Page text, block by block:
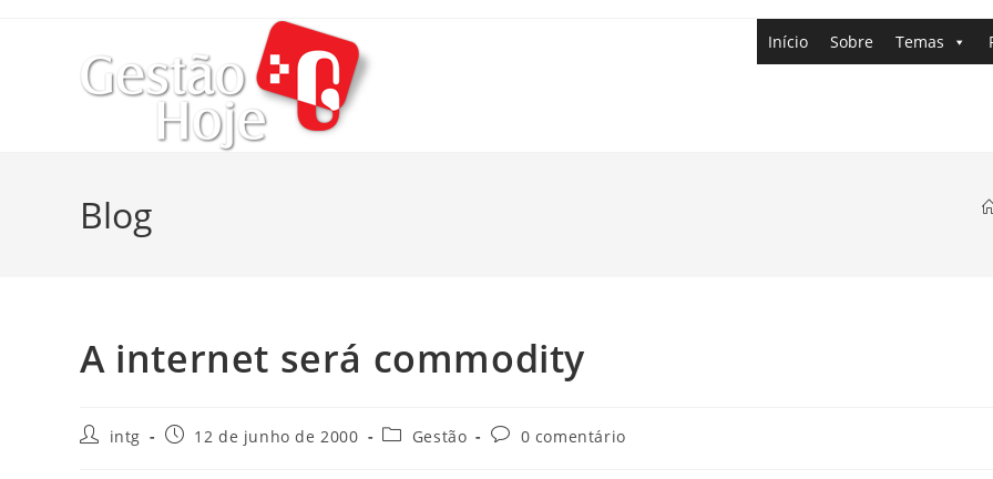
Início Sobre Temas
Blog
A internet será commodity
intg 12 de junho de 2000 Gestão 0 comentário